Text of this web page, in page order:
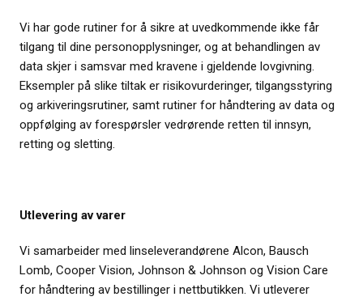
Vi har gode rutiner for å sikre at uvedkommende ikke får
tilgang til dine personopplysninger, og at behandlingen av
data skjer i samsvar med kravene i gjeldende lovgivning.
Eksempler på slike tiltak er risikovurderinger, tilgangsstyring
og arkiveringsrutiner, samt rutiner for håndtering av data og
oppfølging av forespørsler vedrørende retten til innsyn,
retting og sletting.
Utlevering av varer
Vi samarbeider med linseleverandørene Alcon, Bausch
Lomb, Cooper Vision, Johnson & Johnson og Vision Care
for håndtering av bestillinger i nettbutikken. Vi utleverer